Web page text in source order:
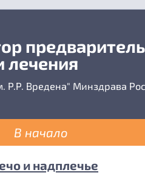
лечения
Вредена" Минздрава
В начало
и надплечье